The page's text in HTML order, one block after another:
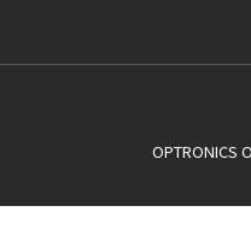
OPTRONICS